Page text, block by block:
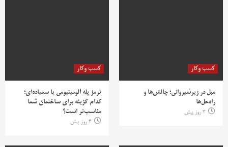
کسب وکار
مبل در زیرشیروانی؛ چالش‌ها و
راه‌حل‌ها
3 روز پیش
کسب وکار
ترمز پله آلومینیومی یا سمباده‌ای؛
کدام گزینه برای ساختمان شما
مناسب‌تر است؟
4 روز پیش